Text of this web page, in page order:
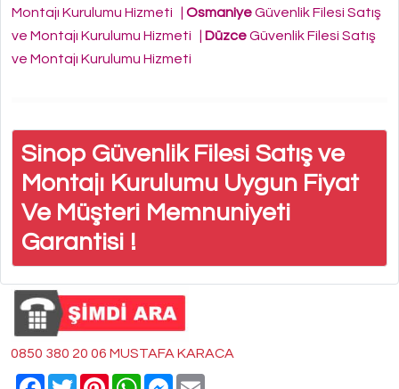
Montajı Kurulumu Hizmeti
OsmaniyeGüvenlik Filesi Satış
ve Montajı Kurulumu Hizmeti
DüzceGüvenlik Filesi Satış
ve Montajı Kurulumu Hizmeti
Sinop Güvenlik Filesi Satış ve
Montajı Kurulumu Uygun Fiyat
Ve Müşteri Memnuniyeti
Garantisi !
0850 380 20 06 MUSTAFA KARACA
Facebook
TwitterPinterestWhatsAppMessenger